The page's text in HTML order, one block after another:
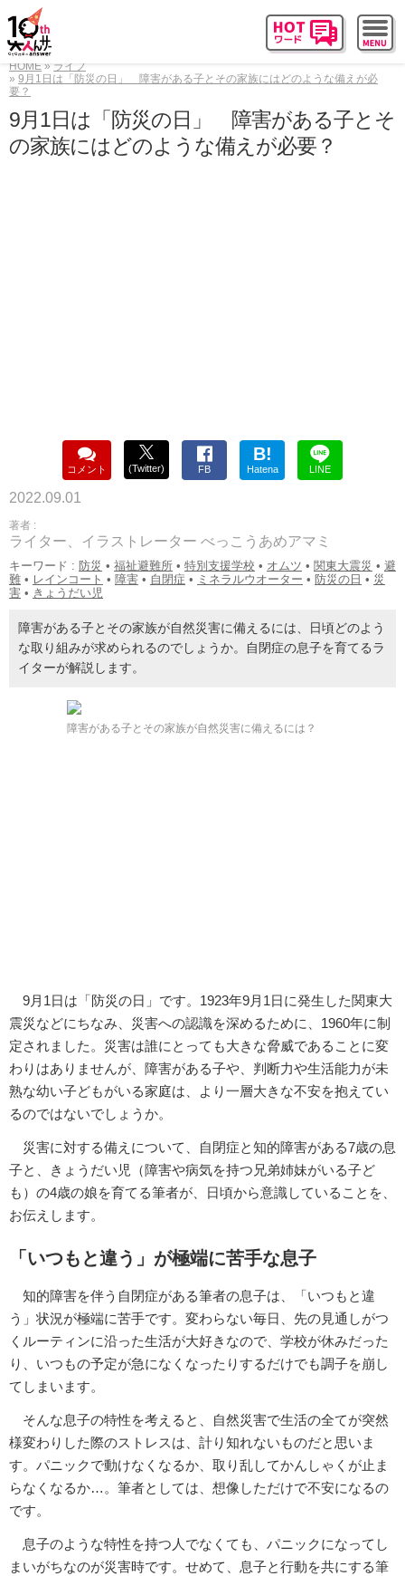
HOME
ライフ
9月1日は「防災の日」 障害がある子とその家族にはどのような備えが必
要？
9月1日は「防災の日」 障害がある子とそ
の家族にはどのような備えが必要？
コメント (Twitter) FB
B!
Hatena LINE
2022.09.01
著者 :
ライター、イラストレーター べっこうあめアマミ
キーワード : 防災 • 福祉避難所 • 特別支援学校 • オムツ • 関東大震災 • 避
難 • レインコート • 障害 • 自閉症 • ミネラルウオーター • 防災の日 • 災
害 • きょうだい児
障害がある子とその家族が自然災害に備えるには、日頃どのよう
な取り組みが求められるのでしょうか。自閉症の息子を育てるラ
イターが解説します。
障害がある子とその家族が自然災害に備えるには？
9月1日は「防災の日」です。1923年9月1日に発生した関東大
震災などにちなみ、災害への認識を深めるために、1960年に制
定されました。災害は誰にとっても大きな脅威であることに変
わりはありませんが、障害がある子や、判断力や生活能力が未
熟な幼い子どもがいる家庭は、より一層大きな不安を抱えてい
るのではないでしょうか。
災害に対する備えについて、自閉症と知的障害がある7歳の息
子と、きょうだい児（障害や病気を持つ兄弟姉妹がいる子ど
も）の4歳の娘を育てる筆者が、日頃から意識していることを、
お伝えします。
「いつもと違う」が極端に苦手な息子
知的障害を伴う自閉症がある筆者の息子は、「いつもと違
う」状況が極端に苦手です。変わらない毎日、先の見通しがつ
くルーティンに沿った生活が大好きなので、学校が休みだった
り、いつもの予定が急になくなったりするだけでも調子を崩し
てしまいます。
そんな息子の特性を考えると、自然災害で生活の全てが突然
様変わりした際のストレスは、計り知れないものだと思いま
す。パニックで動けなくなるか、取り乱してかんしゃくが止ま
らなくなるか…。筆者としては、想像しただけで不安になるの
です。
息子のような特性を持つ人でなくても、パニックになってし
まいがちなのが災害時です。せめて、息子と行動を共にする筆